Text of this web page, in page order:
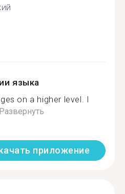
языка
on a higher level. I
Развернуть
приложение